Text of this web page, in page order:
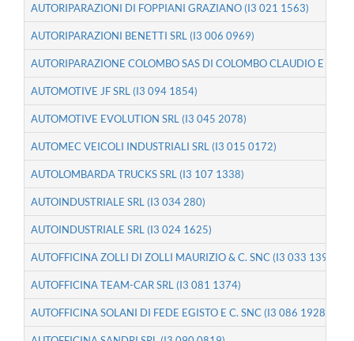
AUTORIPARAZIONI DI FOPPIANI GRAZIANO (I3 021 1563)
AUTORIPARAZIONI BENETTI SRL (I3 006 0969)
AUTORIPARAZIONE COLOMBO SAS DI COLOMBO CLAUDIO E
AUTOMOTIVE JF SRL (I3 094 1854)
AUTOMOTIVE EVOLUTION SRL (I3 045 2078)
AUTOMEC VEICOLI INDUSTRIALI SRL (I3 015 0172)
AUTOLOMBARDA TRUCKS SRL (I3 107 1338)
AUTOINDUSTRIALE SRL (I3 034 280)
AUTOINDUSTRIALE SRL (I3 024 1625)
AUTOFFICINA ZOLLI DI ZOLLI MAURIZIO & C. SNC (I3 033 1392)
AUTOFFICINA TEAM-CAR SRL (I3 081 1374)
AUTOFFICINA SOLANI DI FEDE EGISTO E C. SNC (I3 086 1928)